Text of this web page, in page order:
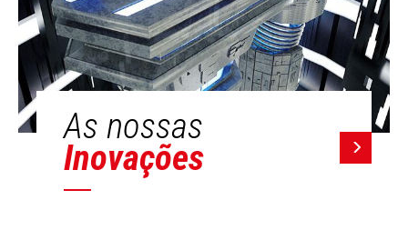
As nossas
Inovações